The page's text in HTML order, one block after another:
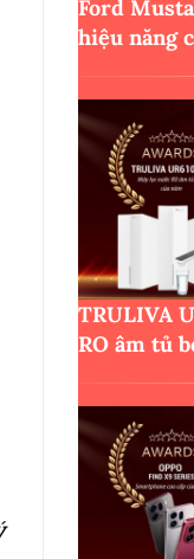
Ford
hiệu năng
TRULIVA
RO âm tủ